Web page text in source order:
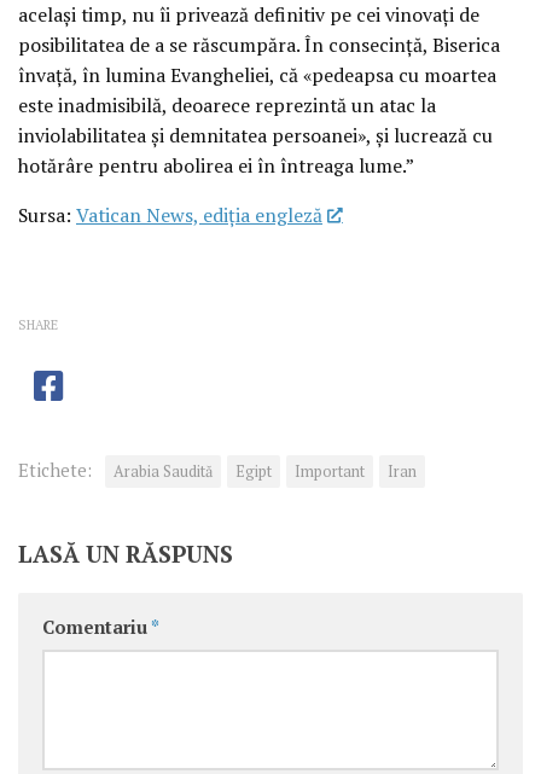
același timp, nu îi privează definitiv pe cei vinovați de
posibilitatea de a se răscumpăra. În consecință, Biserica
învață, în lumina Evangheliei, că «pedeapsa cu moartea
este inadmisibilă, deoarece reprezintă un atac la
inviolabilitatea și demnitatea persoanei», și lucrează cu
hotărâre pentru abolirea ei în întreaga lume.”
Sursa: Vatican News, ediția engleză
SHARE
Etichete: Arabia Saudită Egipt Important Iran
LASĂ UN RĂSPUNS
Comentariu *